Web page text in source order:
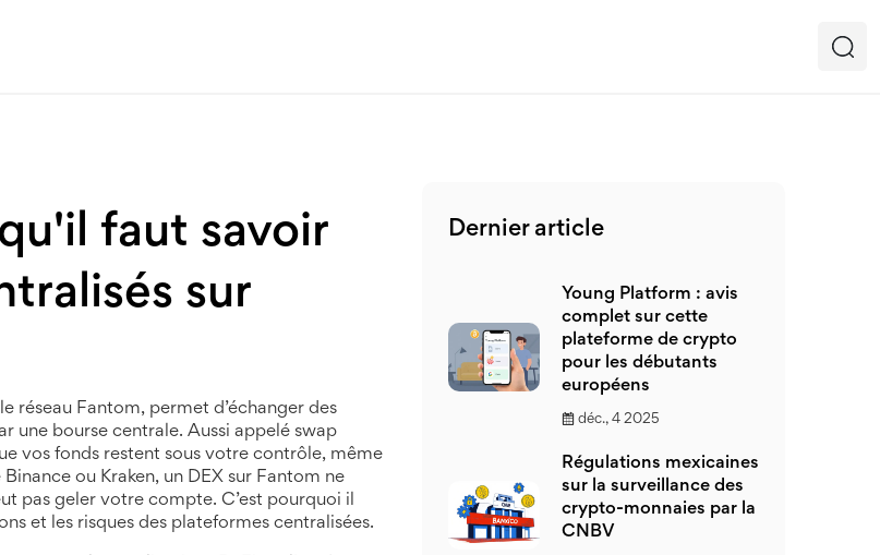
faut savoir
sur
réseau Fantom, permet d’échanger des
une bourse centrale. Aussi appelé swap
vos fonds restent sous votre contrôle, même
ou Kraken, un DEX sur Fantom ne
pas geler votre compte. C’est pourquoi il
et les risques des plateformes centralisées.
Dernier article
Young Platform : avis
complet sur cette
plateforme de crypto
pour les débutants
européens
déc., 4 2025
Régulations mexicaines
sur la surveillance des
crypto-monnaies par la
CNBV